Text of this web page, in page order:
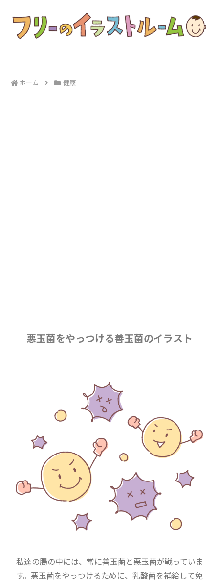
ホーム 健康
悪玉菌をやっつける善玉菌のイラスト
私達の腸の中には、常に善玉菌と悪玉菌が戦っていま
す。悪玉菌をやっつけるために、乳酸菌を補給して免